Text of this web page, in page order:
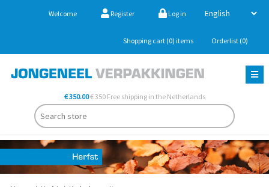
Welcome Register Log in
Shopping cart (0) items Orderlist (0)
€ 350.00€ 350 Free shipping in the Netherlands